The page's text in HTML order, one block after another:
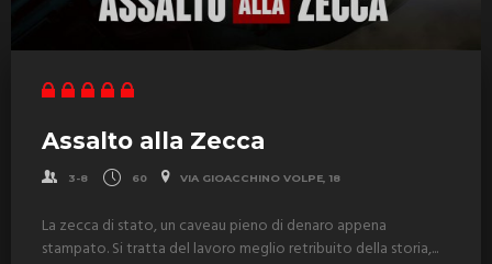
Assalto alla Zecca
3-8 60 VIA GIOACCHINO VOLPE, 18
La zecca di stato, un caveau pieno di denaro appena
stampato. Si tratta del lavoro meglio retribuito della storia,...